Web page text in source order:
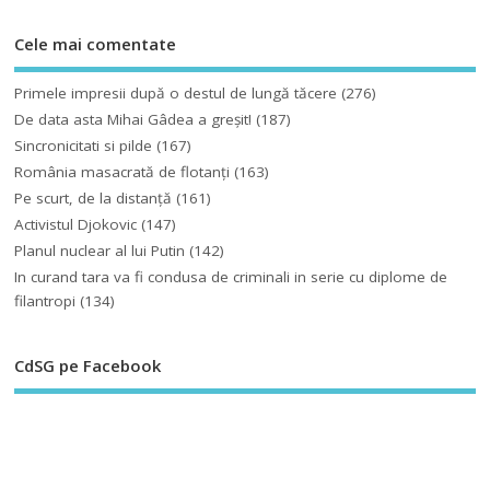
Cele mai comentate
Primele impresii după o destul de lungă tăcere (276)
De data asta Mihai Gâdea a greşit! (187)
Sincronicitati si pilde (167)
România masacrată de flotanţi (163)
Pe scurt, de la distanță (161)
Activistul Djokovic (147)
Planul nuclear al lui Putin (142)
In curand tara va fi condusa de criminali in serie cu diplome de
filantropi (134)
CdSG pe Facebook